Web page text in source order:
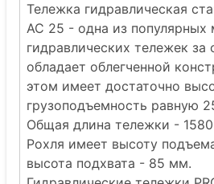
Тележка гидравлическая
AC 25 - одна из популярных
гидравлических тележек за
обладает облегченной
этом имеет достаточно
грузоподъемность равную
Общая длина тележки -
Рохля имеет высоту
высота подхвата - 85 мм.